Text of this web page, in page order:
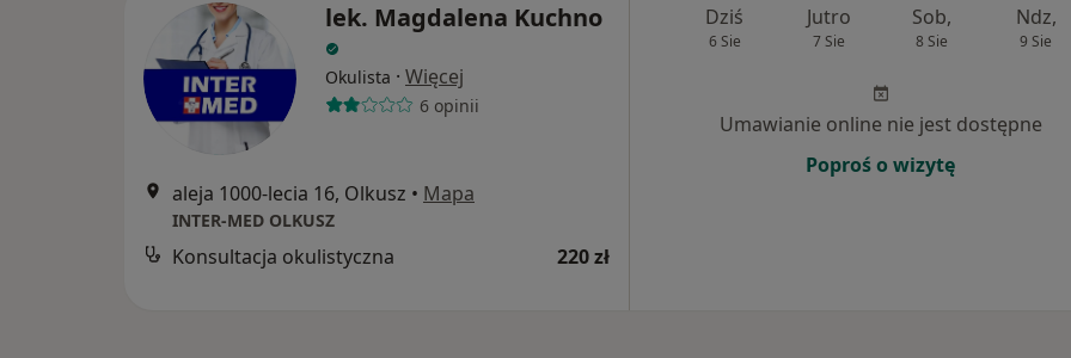
lek. Magdalena Kuchno
Okulista · Więcej
6 opinii
aleja 1000-lecia 16, Olkusz • Mapa
INTER-MED OLKUSZ
Konsultacja okulistyczna 220 zł
Dziś
6 Sie
Jutro
7 Sie
Sob,
8 Sie
Ndz,
9 Sie
Umawianie online nie jest dostępne
Poproś o wizytę